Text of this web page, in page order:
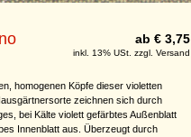
ab € 3,75
inkl. 13% USt. zzgl. Versand
homogenen Köpfe dieser violetten
zeichnen sich durch
bei Kälte violett gefärbtes Außenblatt
Innenblatt aus. Überzeugt durch